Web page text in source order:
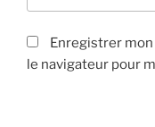
Enregistrer
le navigateur pour